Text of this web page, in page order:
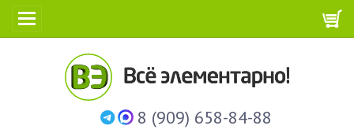
8 (909) 658-84-88